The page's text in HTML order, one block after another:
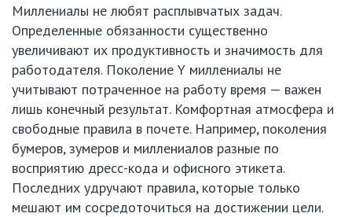
Миллениалы не любят расплывчатых задач.
Определенные обязанности существенно
увеличивают их продуктивность и значимость для
работодателя. Поколение Y миллениалы не
учитывают потраченное на работу время — важен
лишь конечный результат. Комфортная атмосфера и
свободные правила в почете. Например, поколения
бумеров, зумеров и миллениалов разные по
восприятию дресс-кода и офисного этикета.
Последних удручают правила, которые только
мешают им сосредоточиться на достижении цели.